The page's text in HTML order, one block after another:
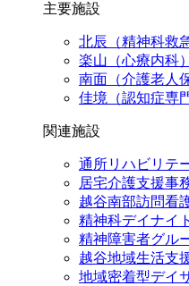
主要施設
北辰（精神科救
楽山（心療内科）
南面（介護老人
佳境（認知症専
関連施設
通所リハビリテ
居宅介護支援事
越谷南部訪問看
精神科デイナイ
精神障害者グル
越谷地域生活支
地域密着型デイ